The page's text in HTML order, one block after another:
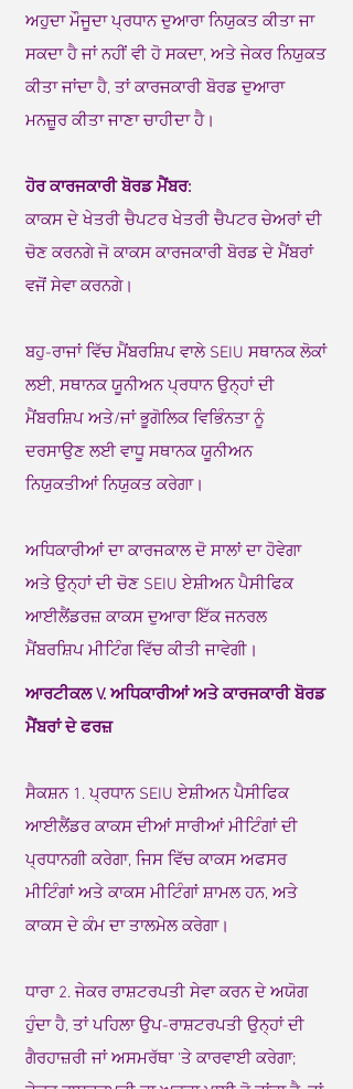
ਅਹੁਦਾ ਮੌਜੂਦਾ ਪ੍ਰਧਾਨ ਦੁਆਰਾ ਨਿਯੁਕਤ ਕੀਤਾ ਜਾ
ਸਕਦਾ ਹੈ ਜਾਂ ਨਹੀਂ ਵੀ ਹੋ ਸਕਦਾ, ਅਤੇ ਜੇਕਰ ਨਿਯੁਕਤ
ਕੀਤਾ ਜਾਂਦਾ ਹੈ, ਤਾਂ ਕਾਰਜਕਾਰੀ ਬੋਰਡ ਦੁਆਰਾ
ਮਨਜ਼ੂਰ ਕੀਤਾ ਜਾਣਾ ਚਾਹੀਦਾ ਹੈ।
ਹੋਰ ਕਾਰਜਕਾਰੀ ਬੋਰਡ ਮੈਂਬਰ:
ਕਾਕਸ ਦੇ ਖੇਤਰੀ ਚੈਪਟਰ ਖੇਤਰੀ ਚੈਪਟਰ ਚੇਅਰਾਂ ਦੀ
ਚੋਣ ਕਰਨਗੇ ਜੋ ਕਾਕਸ ਕਾਰਜਕਾਰੀ ਬੋਰਡ ਦੇ ਮੈਂਬਰਾਂ
ਵਜੋਂ ਸੇਵਾ ਕਰਨਗੇ।
ਬਹੁ-ਰਾਜਾਂ ਵਿੱਚ ਮੈਂਬਰਸ਼ਿਪ ਵਾਲੇ SEIU ਸਥਾਨਕ ਲੋਕਾਂ
ਲਈ, ਸਥਾਨਕ ਯੂਨੀਅਨ ਪ੍ਰਧਾਨ ਉਨ੍ਹਾਂ ਦੀ
ਮੈਂਬਰਸ਼ਿਪ ਅਤੇ/ਜਾਂ ਭੂਗੋਲਿਕ ਵਿਭਿੰਨਤਾ ਨੂੰ
ਦਰਸਾਉਣ ਲਈ ਵਾਧੂ ਸਥਾਨਕ ਯੂਨੀਅਨ
ਨਿਯੁਕਤੀਆਂ ਨਿਯੁਕਤ ਕਰੇਗਾ।
ਅਧਿਕਾਰੀਆਂ ਦਾ ਕਾਰਜਕਾਲ ਦੋ ਸਾਲਾਂ ਦਾ ਹੋਵੇਗਾ
ਅਤੇ ਉਨ੍ਹਾਂ ਦੀ ਚੋਣ SEIU ਏਸ਼ੀਅਨ ਪੈਸੀਫਿਕ
ਆਈਲੈਂਡਰਜ਼ ਕਾਕਸ ਦੁਆਰਾ ਇੱਕ ਜਨਰਲ
ਮੈਂਬਰਸ਼ਿਪ ਮੀਟਿੰਗ ਵਿੱਚ ਕੀਤੀ ਜਾਵੇਗੀ।
ਆਰਟੀਕਲ V. ਅਧਿਕਾਰੀਆਂ ਅਤੇ ਕਾਰਜਕਾਰੀ ਬੋਰਡ
ਮੈਂਬਰਾਂ ਦੇ ਫਰਜ਼
ਸੈਕਸ਼ਨ 1. ਪ੍ਰਧਾਨ SEIU ਏਸ਼ੀਅਨ ਪੈਸੀਫਿਕ
ਆਈਲੈਂਡਰ ਕਾਕਸ ਦੀਆਂ ਸਾਰੀਆਂ ਮੀਟਿੰਗਾਂ ਦੀ
ਪ੍ਰਧਾਨਗੀ ਕਰੇਗਾ, ਜਿਸ ਵਿੱਚ ਕਾਕਸ ਅਫਸਰ
ਮੀਟਿੰਗਾਂ ਅਤੇ ਕਾਕਸ ਮੀਟਿੰਗਾਂ ਸ਼ਾਮਲ ਹਨ, ਅਤੇ
ਕਾਕਸ ਦੇ ਕੰਮ ਦਾ ਤਾਲਮੇਲ ਕਰੇਗਾ।
ਧਾਰਾ 2. ਜੇਕਰ ਰਾਸ਼ਟਰਪਤੀ ਸੇਵਾ ਕਰਨ ਦੇ ਅਯੋਗ
ਹੁੰਦਾ ਹੈ, ਤਾਂ ਪਹਿਲਾ ਉਪ-ਰਾਸ਼ਟਰਪਤੀ ਉਨ੍ਹਾਂ ਦੀ
ਗੈਰਹਾਜ਼ਰੀ ਜਾਂ ਅਸਮਰੱਥਾ 'ਤੇ ਕਾਰਵਾਈ ਕਰੇਗਾ;